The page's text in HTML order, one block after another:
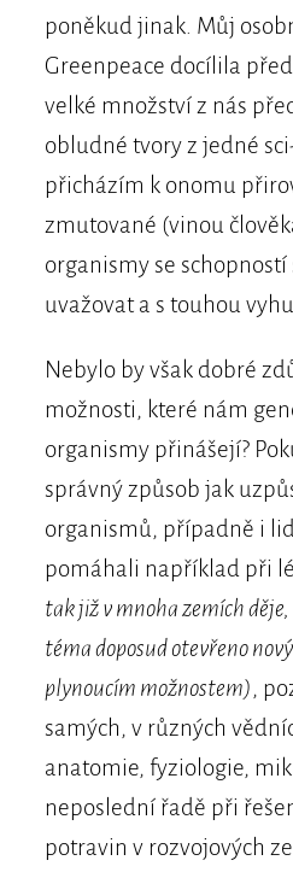
poněkud jinak. Můj
Greenpeace docílila
velké množství z nás
obludné tvory z jedné
přicházím k onomu
zmutované (vinou
organismy se
uvažovat a s touhou
Nebylo by však dobré
možnosti, které nám
organismy přinášejí?
správný způsob jak
organismů, případně i
pomáhali například při
tak již v mnoha zemích děje,
téma doposud otevřeno
plynoucím možnostem),
samých, v různých
anatomie, fyziologie,
neposlední řadě při
potravin v rozvojových